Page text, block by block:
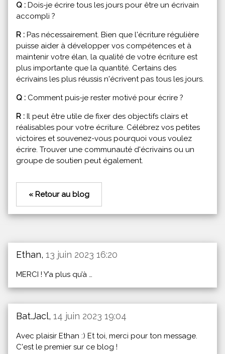
Q : Dois-je écrire tous les jours pour être un écrivain
accompli ?
R : Pas nécessairement. Bien que l'écriture régulière
puisse aider à développer vos compétences et à
maintenir votre élan, la qualité de votre écriture est
plus importante que la quantité. Certains des
écrivains les plus réussis n'écrivent pas tous les jours.
Q : Comment puis-je rester motivé pour écrire ?
R : Il peut être utile de fixer des objectifs clairs et
réalisables pour votre écriture. Célébrez vos petites
victoires et souvenez-vous pourquoi vous voulez
écrire. Trouver une communauté d'écrivains ou un
groupe de soutien peut également.
« Retour au blog
Ethan, 13 juin 2023 16:20
MERCI ! Y’a plus qu’à …
Bat.Jacl, 14 juin 2023 19:04
Avec plaisir Ethan :) Et toi, merci pour ton message.
C'est le premier sur ce blog !